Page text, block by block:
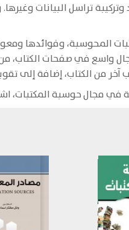
تراسل البيانات
المحوسبة، وفوائدها
واسع في صفحات الكتاب، من
آخر من الكتاب، إضافة إلى
في مجال حوسبة